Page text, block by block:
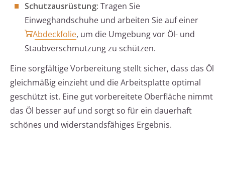
Schutzausrüstung: Tragen Sie
Einweghandschuhe und arbeiten Sie auf einer
Abdeckfolie, um die Umgebung vor Öl- und
Staubverschmutzung zu schützen.
Eine sorgfältige Vorbereitung stellt sicher, dass das Öl
gleichmäßig einzieht und die Arbeitsplatte optimal
geschützt ist. Eine gut vorbereitete Oberfläche nimmt
das Öl besser auf und sorgt so für ein dauerhaft
schönes und widerstandsfähiges Ergebnis.